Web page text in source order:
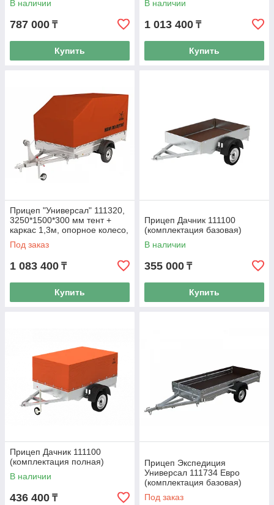
В наличии
787 000 ₸
Купить
В наличии
1 013 400 ₸
Купить
Прицеп "Универсал" 111320,
3250*1500*300 мм тент +
каркас 1,3м, опорное колесо,
лебедка
Под заказ
1 083 400 ₸
Купить
Прицеп Дачник 111100
(комплектация базовая)
В наличии
355 000 ₸
Купить
Прицеп Дачник 111100
(комплектация полная)
В наличии
436 400 ₸
Прицеп Экспедиция
Универсал 111734 Евро
(комплектация базовая)
Под заказ